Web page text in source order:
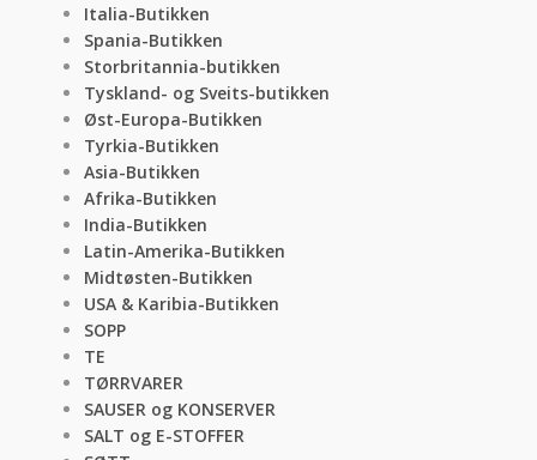
Italia-Butikken
Spania-Butikken
Storbritannia-butikken
Tyskland- og Sveits-butikken
Øst-Europa-Butikken
Tyrkia-Butikken
Asia-Butikken
Afrika-Butikken
India-Butikken
Latin-Amerika-Butikken
Midtøsten-Butikken
USA & Karibia-Butikken
SOPP
TE
TØRRVARER
SAUSER og KONSERVER
SALT og E-STOFFER